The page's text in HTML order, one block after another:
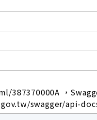
387370000A ，
swagger/api-